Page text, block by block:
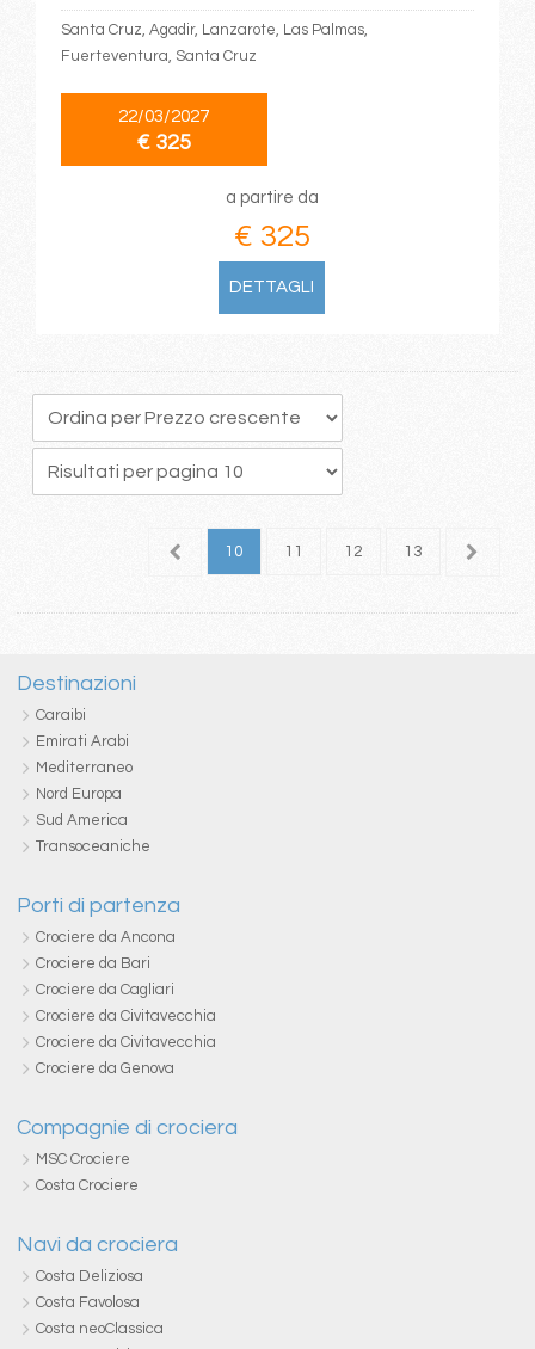
Santa Cruz, Agadir, Lanzarote, Las Palmas,
Fuerteventura, Santa Cruz
22/03/2027
€ 325
a partire da
€ 325
DETTAGLI
9 10 11 12 13 14
Destinazioni
Caraibi
Emirati Arabi
Mediterraneo
Nord Europa
Sud America
Transoceaniche
Porti di partenza
Crociere da Ancona
Crociere da Bari
Crociere da Cagliari
Crociere da Civitavecchia
Crociere da Civitavecchia
Crociere da Genova
Compagnie di crociera
MSC Crociere
Costa Crociere
Navi da crociera
Costa Deliziosa
Costa Favolosa
Costa neoClassica